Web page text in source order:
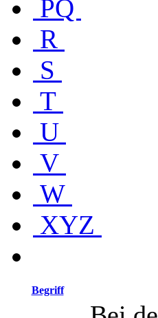
PQ
R
S
T
U
V
W
XYZ
Begriff